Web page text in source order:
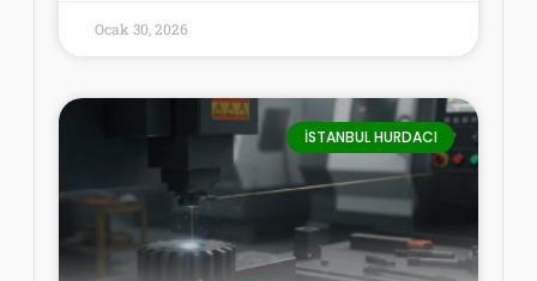
Ocak 30, 2026
İSTANBUL HURDACI